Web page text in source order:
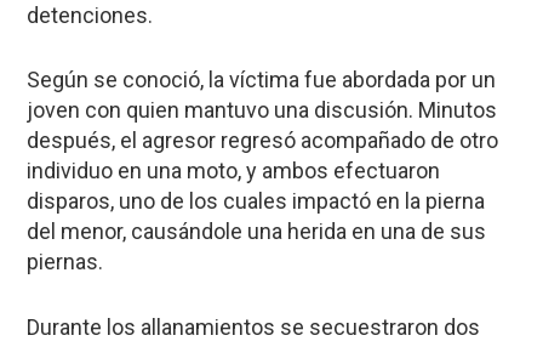
detenciones.
Según se conoció, la víctima fue abordada por un
joven con quien mantuvo una discusión. Minutos
después, el agresor regresó acompañado de otro
individuo en una moto, y ambos efectuaron
disparos, uno de los cuales impactó en la pierna
del menor, causándole una herida en una de sus
piernas.
Durante los allanamientos se secuestraron dos